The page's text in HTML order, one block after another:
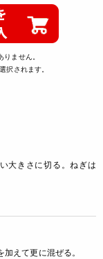
ません。
択されます。
大きさに切る。ねぎは
えて更に混ぜる。